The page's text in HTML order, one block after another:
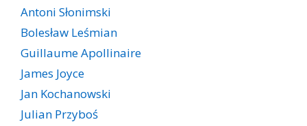
Antoni Słonimski
Bolesław Leśmian
Guillaume Apollinaire
James Joyce
Jan Kochanowski
Julian Przyboś